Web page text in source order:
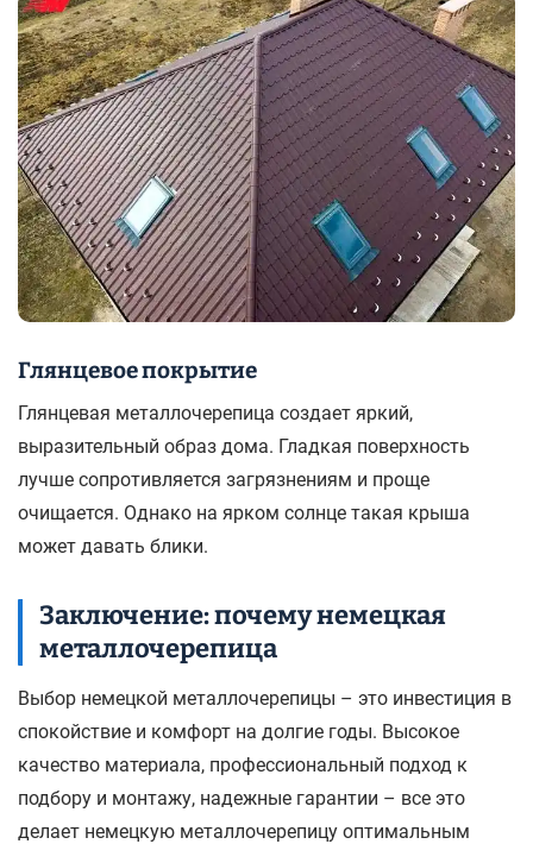
Глянцевое покрытие
Глянцевая металлочерепица создает яркий,
выразительный образ дома. Гладкая поверхность
лучше сопротивляется загрязнениям и проще
очищается. Однако на ярком солнце такая крыша
может давать блики.
Заключение: почему немецкая
металлочерепица
Выбор немецкой металлочерепицы – это инвестиция в
спокойствие и комфорт на долгие годы. Высокое
качество материала, профессиональный подход к
подбору и монтажу, надежные гарантии – все это
делает немецкую металлочерепицу оптимальным